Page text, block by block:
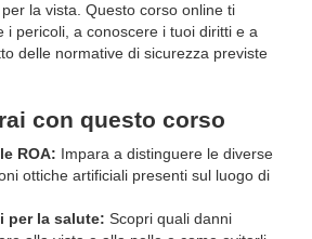
la vista. Questo corso online ti
i pericoli, a conoscere i tuoi diritti e a
delle normative di sicurezza previste
con questo corso
ROA: Impara a distinguere le diverse
ottiche artificiali presenti sul luogo di
per la salute: Scopri quali danni